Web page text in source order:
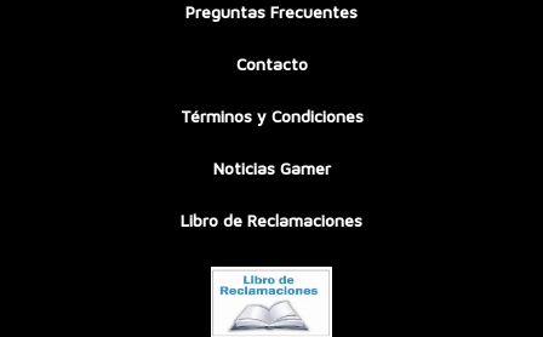
Preguntas Frecuentes
Contacto
Términos y Condiciones
Noticias Gamer
Libro de Reclamaciones